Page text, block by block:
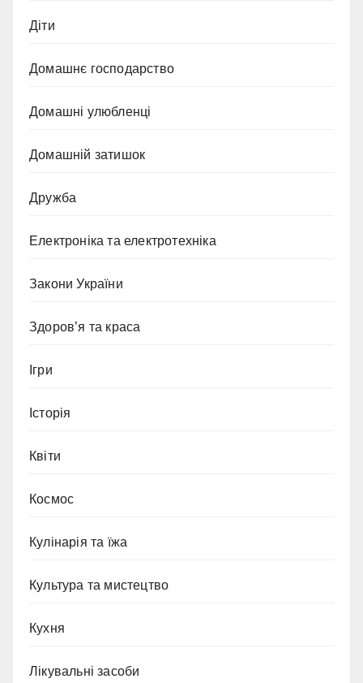
Діти
Домашнє господарство
Домашні улюбленці
Домашній затишок
Дружба
Електроніка та електротехніка
Закони України
Здоров’я та краса
Ігри
Історія
Квіти
Космос
Кулінарія та їжа
Культура та мистецтво
Кухня
Лікувальні засоби